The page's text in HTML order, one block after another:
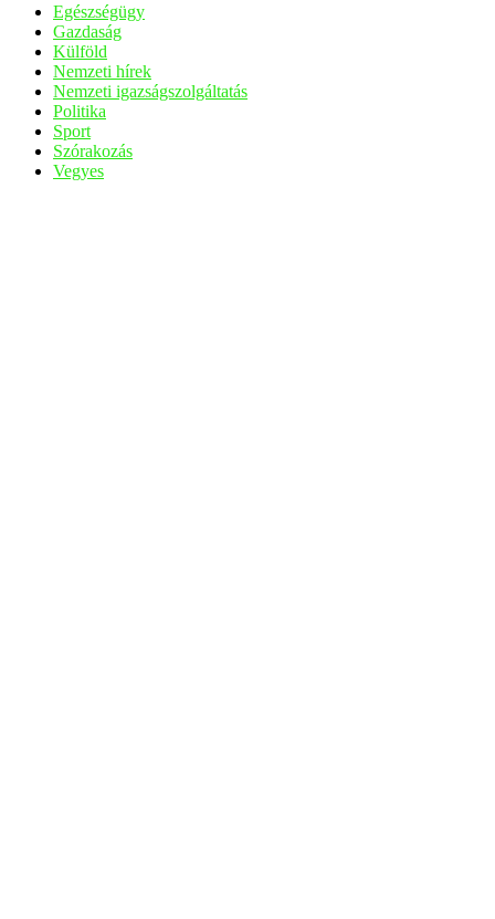
Egészségügy
Gazdaság
Külföld
Nemzeti hírek
Nemzeti igazságszolgáltatás
Politika
Sport
Szórakozás
Vegyes